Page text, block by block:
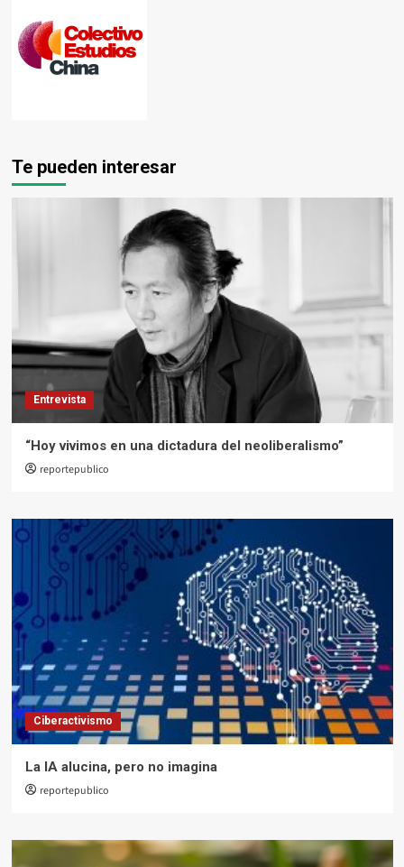
Te pueden interesar
Entrevista
“Hoy vivimos en una dictadura del neoliberalismo”
reportepublico
Ciberactivismo
La IA alucina, pero no imagina
reportepublico